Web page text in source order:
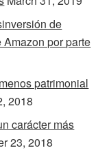
de
por parte
patrimonial
2018
carácter más
23, 2018